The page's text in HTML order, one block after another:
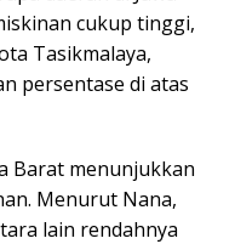
cukup tinggi,
Tasikmalaya,
persentase di atas
Barat menunjukkan
Menurut Nana,
lain rendahnya